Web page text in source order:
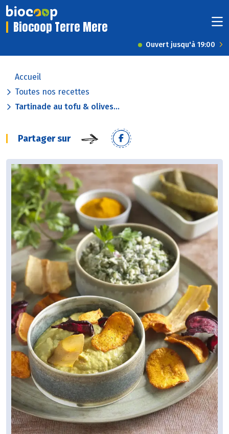
Biocoop Terre Mere
Ouvert jusqu'à 19:00
Accueil
Toutes nos recettes
Tartinade au tofu & olives...
Partager sur